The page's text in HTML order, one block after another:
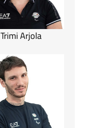
Trimi Arjola